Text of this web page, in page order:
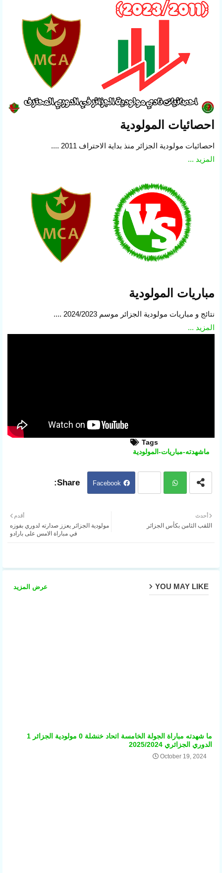
احصائيات المولودية
احصائيات مولودية الجزائر منذ بداية الاحتراف 2011 ....
المزيد ...
مباريات المولودية
نتائج و مباريات مولودية الجزائر موسم 2024/2023 ....
المزيد ...
Tags
ماشهدته-مباريات-المولودية
Facebook
atsa
أحدث
اللقب الثامن بكأس الجزائر
أقدم
مولودية الجزائر يعزز صدارته لدوري بفوزه
في مباراة الامس على بارادو
YOU MAY LIKE عرض المزيد
ما شهدته مباراة الجولة الخامسة اتحاد خنشلة 0 مولودية الجزائر 1
الدوري الجزائري 2025/2024
October 19, 2024